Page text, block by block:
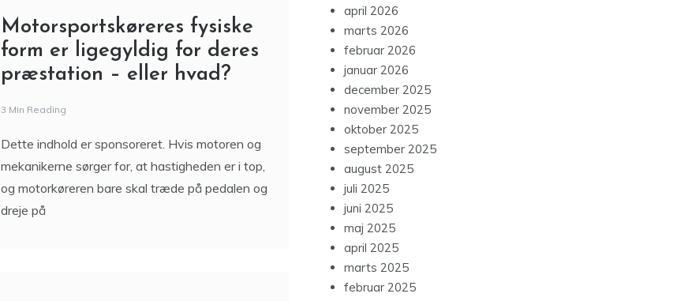
Motorsportskøreres fysiske
form er ligegyldig for deres
præstation – eller hvad?
3 Min Reading
Dette indhold er sponsoreret. Hvis motoren og
juli 2026
juni 2026
maj 2026
april 2026
marts 2026
februar 2026
januar 2026
december 2025
november 2025
oktober 2025
september 2025
august 2025
juli 2025
juni 2025
maj 2025